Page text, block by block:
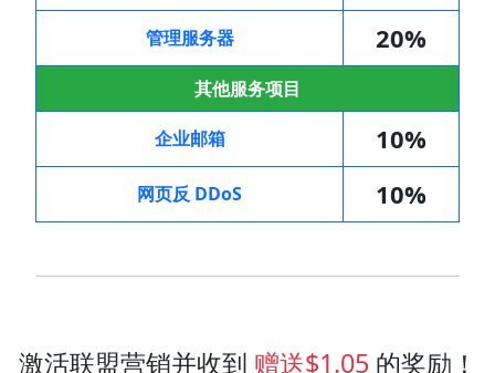
管理服务器 20%
其他服务项目
企业邮箱 10%
网页反 DDoS 10%
激活联盟营销并收到 赠送$1.05 的奖励！